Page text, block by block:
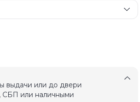
выдачи или до двери
СБП или наличными